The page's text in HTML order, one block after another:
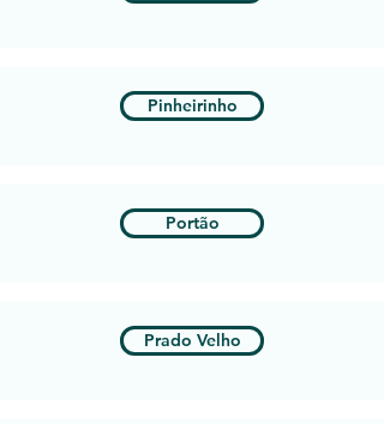
Pinheirinho
Portão
Prado Velho